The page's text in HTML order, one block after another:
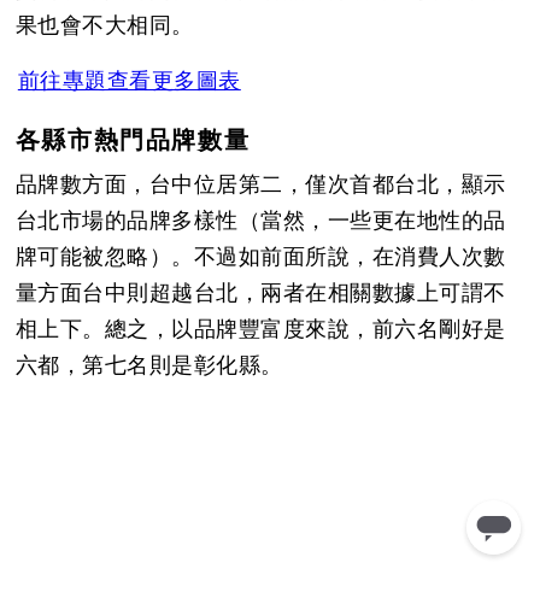
果也會不大相同。
前往專題查看更多圖表
各縣市熱門品牌數量
品牌數方面，台中位居第二，僅次首都台北，顯示
台北市場的品牌多樣性（當然，一些更在地性的品
牌可能被忽略）。不過如前面所說，在消費人次數
量方面台中則超越台北，兩者在相關數據上可謂不
相上下。總之，以品牌豐富度來說，前六名剛好是
六都，第七名則是彰化縣。